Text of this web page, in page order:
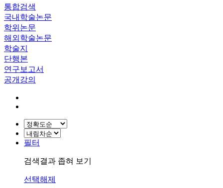
통합검색
국내학술논문
학위논문
해외학술논문
학술지
단행본
연구보고서
공개강의
필터
검색결과 좁혀 보기
선택해제